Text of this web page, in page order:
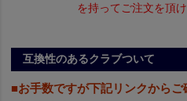
を持ってご注文を頂
互換性のあるクラブついて
■お手数ですが下記リンクから